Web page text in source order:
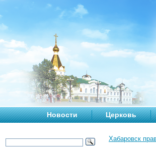
Новости Церковь
Хабаровск